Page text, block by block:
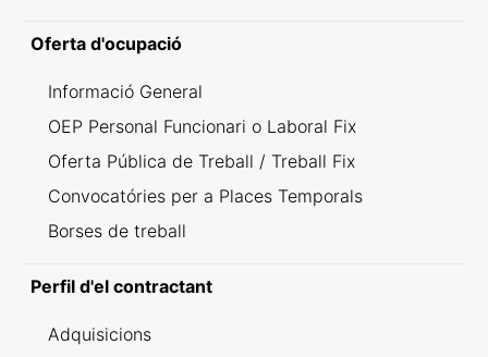
Oferta d'ocupació
Informació General
OEP Personal Funcionari o Laboral Fix
Oferta Pública de Treball / Treball Fix
Convocatóries per a Places Temporals
Borses de treball
Perfil d'el contractant
Adquisicions